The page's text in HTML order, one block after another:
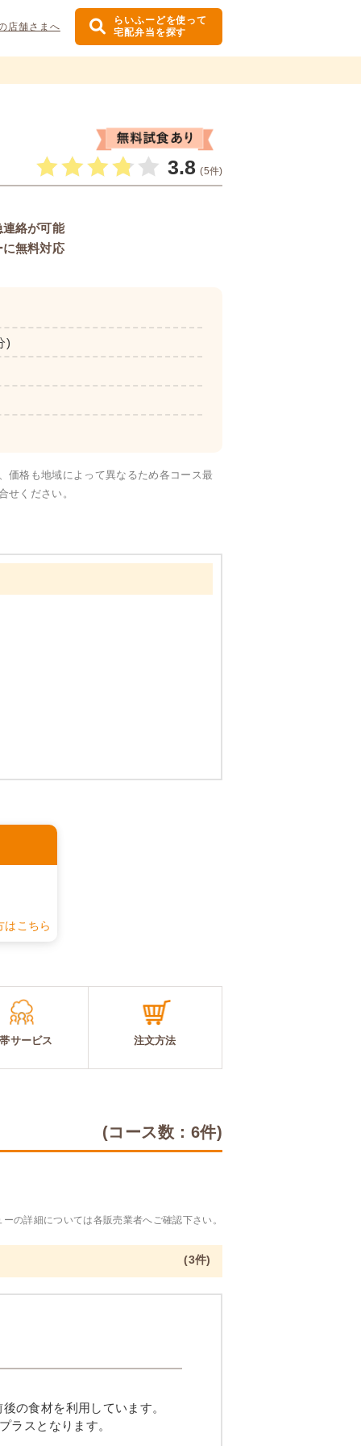
店舗さまへ
らいふーどを使って
宅配弁当を探す
3.8 (5件)
絡が可能
無料対応
)
価格も地域によって異なるため各コース最
せください。
こちら
サービス 注文方法
(コース数：6件)
の詳細については各販売業者へご確認下さい。
(3件)
の食材を利用しています。
ラスとなります。